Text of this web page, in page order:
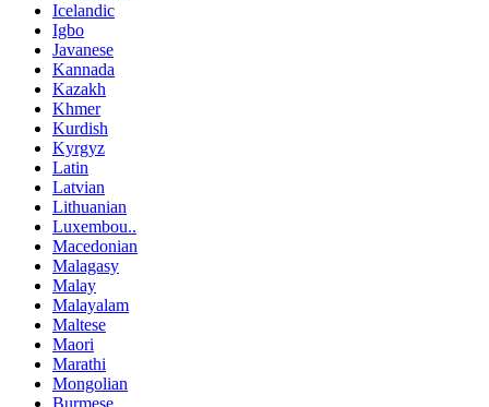
Icelandic
Igbo
Javanese
Kannada
Kazakh
Khmer
Kurdish
Kyrgyz
Latin
Latvian
Lithuanian
Luxembou..
Macedonian
Malagasy
Malay
Malayalam
Maltese
Maori
Marathi
Mongolian